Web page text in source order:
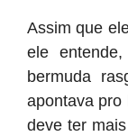
Assim que
ele
bermuda
apontava pro
deve ter